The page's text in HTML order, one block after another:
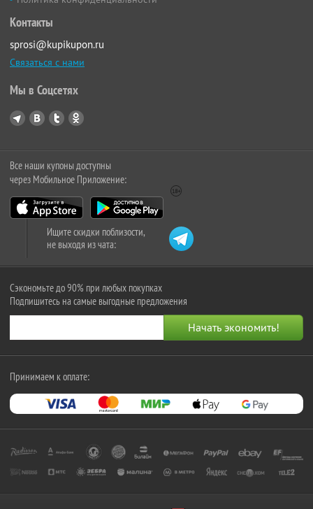
Контакты
sprosi@kupikupon.ru
Связаться с нами
Мы в Соцсетях
Все наши купоны доступны
через Мобильное Приложение:
Ищите скидки поблизости,
не выходя из чата:
Сэкономьте до 90% при любых покупках
Подпишитесь на самые выгодные предложения
Принимаем к оплате: